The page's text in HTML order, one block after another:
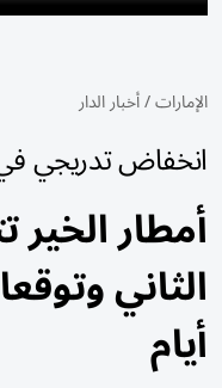
الإمارات/أخبار الدار
انخفاض تدريجي في
أمطار
أيام